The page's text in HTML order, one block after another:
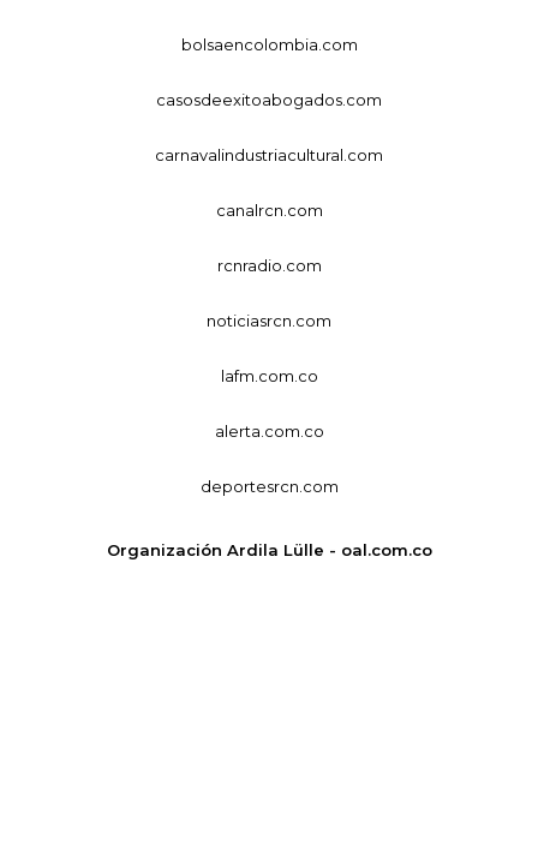
bolsaencolombia.com
casosdeexitoabogados.com
carnavalindustriacultural.com
canalrcn.com
rcnradio.com
noticiasrcn.com
lafm.com.co
alerta.com.co
deportesrcn.com
Organización Ardila Lülle - oal.com.co